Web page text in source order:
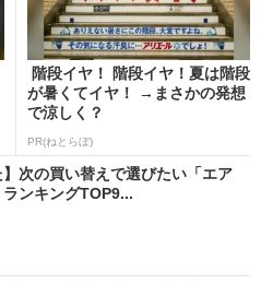
階段イヤ！ 階段イヤ！夏は階段
が暑くてイヤ！ →まさかの発想
で涼しく？
PR(ねとらぼ)
】次の買い替えで選びたい「エア
ンキングTOP9...